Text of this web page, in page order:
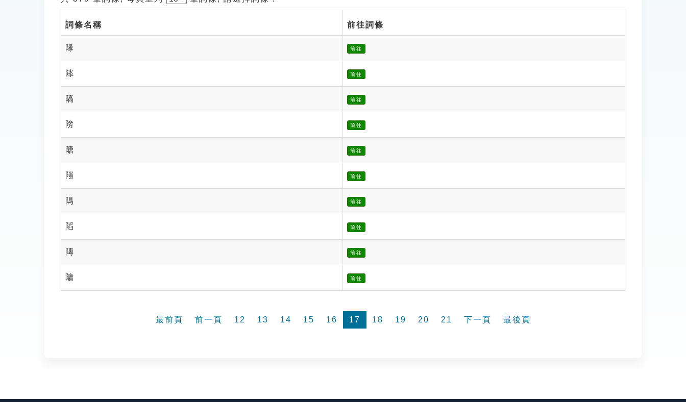
詞條名稱 前往詞條
䧘 前往
䧙 前往
䧚 前往
䧛 前往
䧜 前往
䧝 前往
䧞 前往
䧟 前往
䧠 前往
䧡 前往
最前頁 前一頁 12 13 14 15 16 17 18 19 20 21 下一頁 最後頁